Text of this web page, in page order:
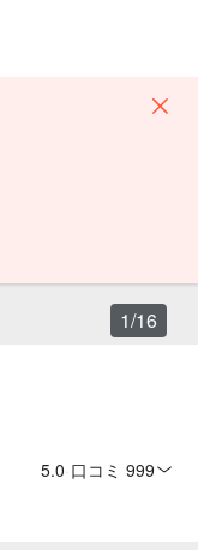
5.0 口コミ 999
1/16